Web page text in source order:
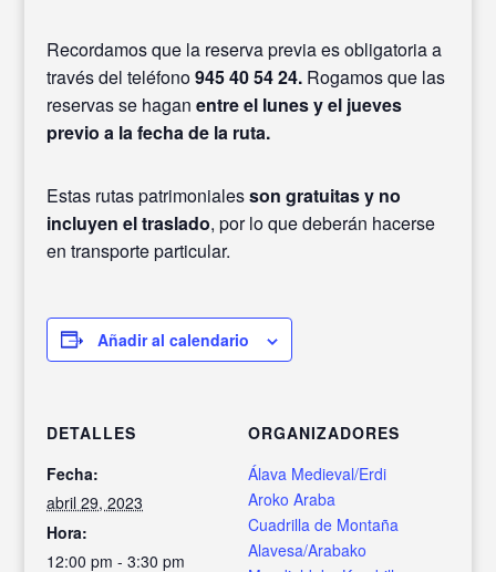
Recordamos que la reserva previa es obligatoria a
través del teléfono945 40 54 24. Rogamos que las
reservas se haganentre el lunes y el jueves
previo a la fecha de la ruta.
Estas rutas patrimonialesson gratuitas y no
incluyen el traslado, por lo que deberán hacerse
en transporte particular.
Añadir al calendario
DETALLES
Fecha:
abril 29, 2023
Hora:
12:00 pm - 3:30 pm
ORGANIZADORES
Álava Medieval/Erdi
Aroko Araba
Cuadrilla de Montaña
Alavesa/Arabako